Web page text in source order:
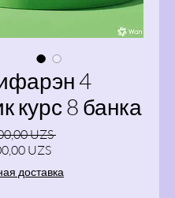
4
курс 8 банка
UZS Regular Price
UZSSale Price
доставка